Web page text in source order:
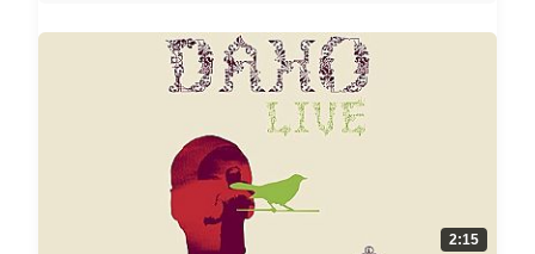
2:15